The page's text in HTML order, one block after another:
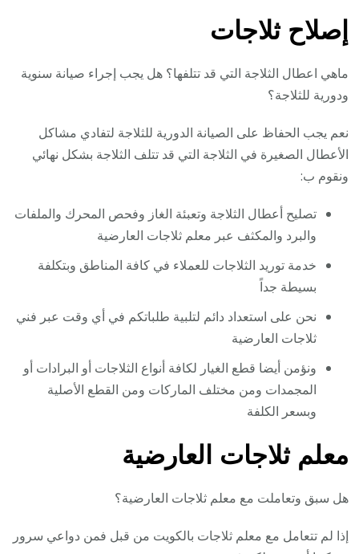
إصلاح ثلاجات
ماهي اعطال الثلاجة التي قد تتلفها؟ هل يجب إجراء صيانة سنوية
ودورية للثلاجة؟
نعم يجب الحفاظ على الصيانة الدورية للثلاجة لتفادي مشاكل
الأعطال الصغيرة في الثلاجة التي قد تتلف الثلاجة بشكل نهائي
ونقوم ب:
تصليح أعطال الثلاجة وتعبئة الغاز وفحص المحرك والملفات
والبرد والمكثف عبر معلم ثلاجات العارضية
خدمة توريد الثلاجات للعملاء في كافة المناطق وبتكلفة
بسيطة جداً
نحن على استعداد دائم لتلبية طلباتكم في أي وقت عبر فني
ثلاجات العارضية
ونؤمن أيضا قطع الغيار لكافة أنواع الثلاجات أو البرادات أو
المجمدات ومن مختلف الماركات ومن القطع الأصلية
وبسعر الكلفة
معلم ثلاجات العارضية
هل سبق وتعاملت مع معلم ثلاجات العارضية؟
إذا لم تتعامل مع معلم ثلاجات بالكويت من قبل فمن دواعي سرور